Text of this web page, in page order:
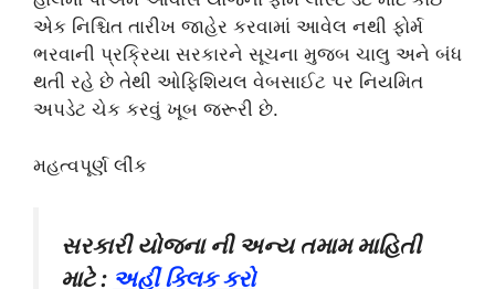
એક નિશ્ચિત તારીખ જાહેર કરવામાં આવેલ નથી ફોર્મ
ભરવાની પ્રક્રિયા સરકારને સૂચના મુજબ ચાલુ અને બંધ
થતી રહે છે તેથી ઓફિશિયલ વેબસાઈટ પર નિયમિત
અપડેટ ચેક કરવું ખૂબ જરૂરી છે.
મહત્વપૂર્ણ લીંક
સરકારી યોજના ની અન્ય તમામ માહિતી
માટે : અહીં ક્લિક કરો